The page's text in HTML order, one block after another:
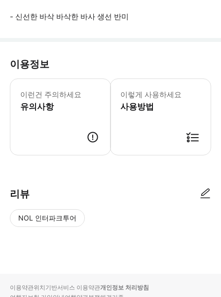
- 신선한 바삭 바삭한 바사 생선 반미
이용정보
이런건 주의하세요
유의사항
도착하시면 리셉션 직원에게 요리 및
이렇게 사용하세요
사용방법
리뷰
NOL 인터파크투어
입니
순
상
이용약관위치기반서비스 이용약관개인정보 처리방침